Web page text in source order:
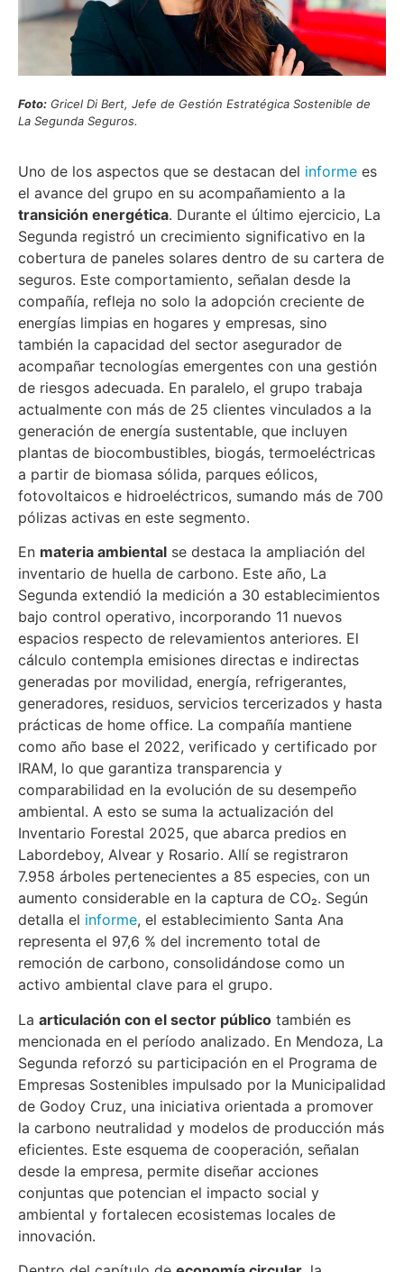
Foto: Gricel Di Bert, Jefe de Gestión Estratégica Sostenible de
La Segunda Seguros.
Uno de los aspectos que se destacan del informe es
el avance del grupo en su acompañamiento a la
transición energética. Durante el último ejercicio, La
Segunda registró un crecimiento significativo en la
cobertura de paneles solares dentro de su cartera de
seguros. Este comportamiento, señalan desde la
compañía, refleja no solo la adopción creciente de
energías limpias en hogares y empresas, sino
también la capacidad del sector asegurador de
acompañar tecnologías emergentes con una gestión
de riesgos adecuada. En paralelo, el grupo trabaja
actualmente con más de 25 clientes vinculados a la
generación de energía sustentable, que incluyen
plantas de biocombustibles, biogás, termoeléctricas
a partir de biomasa sólida, parques eólicos,
fotovoltaicos e hidroeléctricos, sumando más de 700
pólizas activas en este segmento.
En materia ambiental se destaca la ampliación del
inventario de huella de carbono. Este año, La
Segunda extendió la medición a 30 establecimientos
bajo control operativo, incorporando 11 nuevos
espacios respecto de relevamientos anteriores. El
cálculo contempla emisiones directas e indirectas
generadas por movilidad, energía, refrigerantes,
generadores, residuos, servicios tercerizados y hasta
prácticas de home office. La compañía mantiene
como año base el 2022, verificado y certificado por
IRAM, lo que garantiza transparencia y
comparabilidad en la evolución de su desempeño
ambiental. A esto se suma la actualización del
Inventario Forestal 2025, que abarca predios en
Labordeboy, Alvear y Rosario. Allí se registraron
7.958 árboles pertenecientes a 85 especies, con un
aumento considerable en la captura de CO₂. Según
detalla el informe, el establecimiento Santa Ana
representa el 97,6 % del incremento total de
remoción de carbono, consolidándose como un
activo ambiental clave para el grupo.
La articulación con el sector público también es
mencionada en el período analizado. En Mendoza, La
Segunda reforzó su participación en el Programa de
Empresas Sostenibles impulsado por la Municipalidad
de Godoy Cruz, una iniciativa orientada a promover
la carbono neutralidad y modelos de producción más
eficientes. Este esquema de cooperación, señalan
desde la empresa, permite diseñar acciones
conjuntas que potencian el impacto social y
ambiental y fortalecen ecosistemas locales de
innovación.